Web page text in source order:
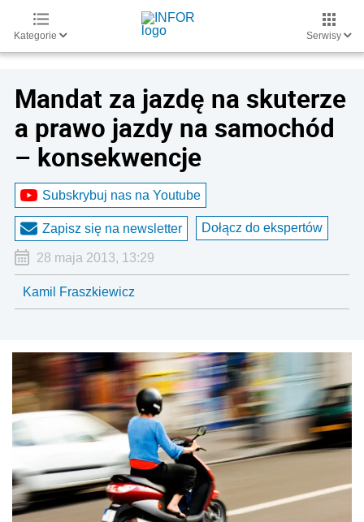
Kategorie Serwisy
Mandat za jazdę na skuterze
a prawo jazdy na samochód
– konsekwencje
Subskrybuj nas na Youtube
Zapisz się na newsletter Dołącz do ekspertów
28 maja 2013, 13:29
Kamil Fraszkiewicz